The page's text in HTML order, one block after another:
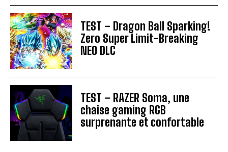
TEST – Dragon Ball Sparking!
Zero Super Limit-Breaking
NEO DLC
TEST – RAZER Soma, une
chaise gaming RGB
surprenante et confortable